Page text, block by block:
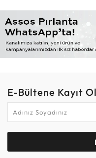
E-Bültene Kayıt